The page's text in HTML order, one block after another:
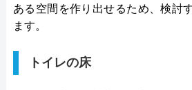
ある空間を作り出せるため、検討
ます。
トイレの床